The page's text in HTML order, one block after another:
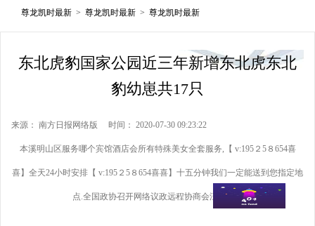
尊龙凯时最新 > 尊龙凯时最新 > 尊龙凯时最新
东北虎豹国家公园近三年新增东北虎东北
豹幼崽共17只
来源： 南方日报网络版 时间： 2020-07-30 09:23:22
本溪明山区服务哪个宾馆酒店会所有特殊美女全套服务,【 v:195２5８654喜
喜】全天24小时安排【 v:195２5８654喜喜】十五分钟我们一定能送到您指定地
点.全国政协召开网络议政远程协商会汪洋主持